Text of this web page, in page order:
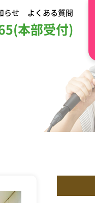
らせ よくある質問
本部受付)